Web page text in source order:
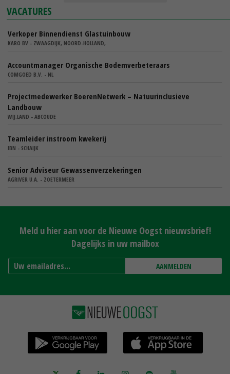
VACATURES
Verkoper Binnendienst Glastuinbouw
KARO BV - ZWAAGDIJK, NOORD-HOLLAND,
Accountmanager Organische Bodemverbeteraars
COMGOED B.V. - NL
Projectmedewerker BoerenNetwerk – Natuurinclusieve
Landbouw
WIJ.LAND - ABCOUDE
Teamleider instroom kwekerij
IBN - SCHAIJK
Senior Adviseur Gewassenverzekeringen
AGRIVER U.A. - ZOETERMEER
Meld u hier aan voor de Nieuwe Oogst nieuwsbrief!
Dagelijks in uw mailbox
AANMELDEN